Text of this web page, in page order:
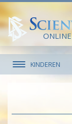
ONLINE
KINDEREN